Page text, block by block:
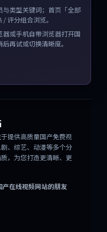
与类型关键词；首页「全部
评分组合浏览。
器或手机自带浏览器打开国
再试或切换清晰度。
提供高质量国产免费视
、综艺、动漫等多个分
，为您打造更清晰、更
产在线视频网站的朋友